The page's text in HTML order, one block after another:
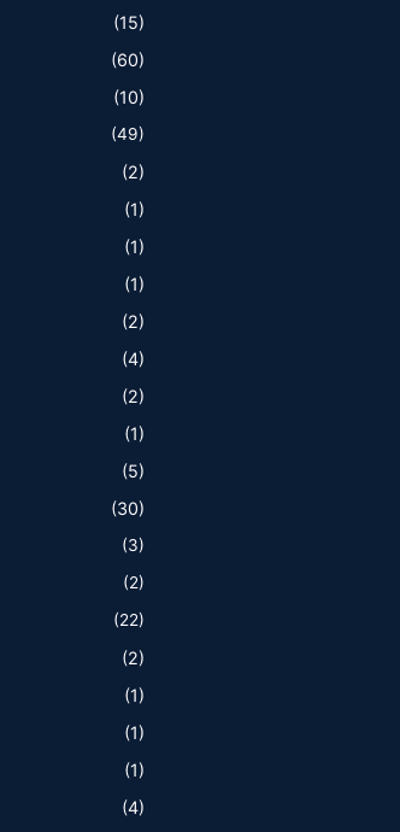
(15)
(60)
(10)
(49)
(2)
(1)
(1)
(1)
(2)
(4)
(2)
(1)
(5)
(30)
(3)
(2)
(22)
(2)
(1)
(1)
(1)
(4)